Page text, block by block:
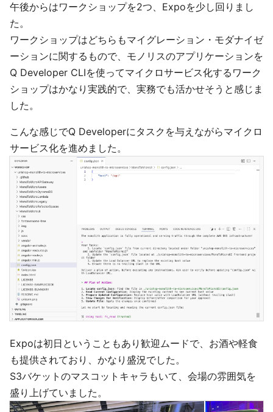
午後からはワークショップを2つ、Expoを少し回りまし
た。
ワークショップはどちらもマイグレーション・モダナイゼ
ーションに関するもので、モノリスのアプリケーションを
Q Developer CLIを使ってマイクロサービス化するワーク
ショップはかなり実践的で、実務でも活かせそうと感じま
した。
こんな感じでQ Developerにタスクを与えながらマイクロ
サービス化を進めました。
Expoは初日ということもあり歓迎ムードで、お酒や軽食
も提供されており、かなり盛況でした。
S3バケットのマスコットキャラもいて、会場の雰囲気を
盛り上げていました。